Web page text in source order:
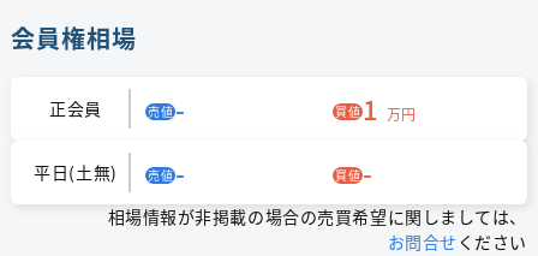
会員権相場
正会員 売値- 買値 1 万円
平日(土無) 売値- 買値-
相場情報が非掲載の場合の売買希望に関しましては、
お問合せ ください